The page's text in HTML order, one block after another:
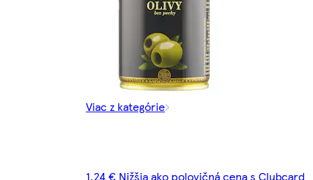
Viac z kategórie
1,24 € Nižšia ako polovičná cena s Clubcard